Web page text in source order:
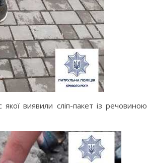
виявили сліп-пакет із речовиною